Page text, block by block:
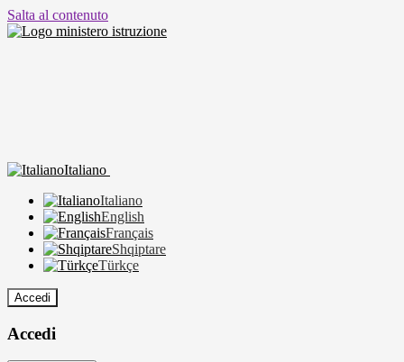
Salta al contenuto
Italiano
Italiano
English
Français
Shqiptare
Türkçe
Accedi
Accedi